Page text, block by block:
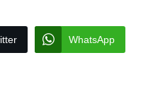
WhatsApp